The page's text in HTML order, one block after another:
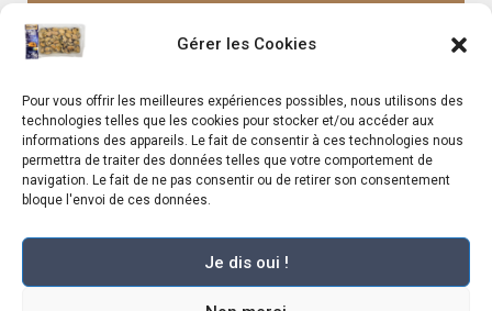
Gérer les Cookies
Pour vous offrir les meilleures expériences possibles, nous utilisons des
technologies telles que les cookies pour stocker et/ou accéder aux
informations des appareils. Le fait de consentir à ces technologies nous
permettra de traiter des données telles que votre comportement de
navigation. Le fait de ne pas consentir ou de retirer son consentement
bloque l'envoi de ces données.
Je dis oui !
Rappels produits
Le Mag
Mentions légales –